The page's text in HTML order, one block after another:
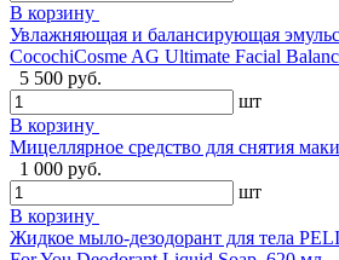
В корзину
Увлажняющая и балансирующая
CocochiCosme AG Ultimate Facial
5 500 руб.
шт
В корзину
Мицеллярное средство для снятия
1 000 руб.
шт
В корзину
Жидкое мыло-дезодорант для тела